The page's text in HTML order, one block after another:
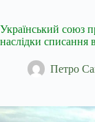
Український союз
наслідки списання
Петро